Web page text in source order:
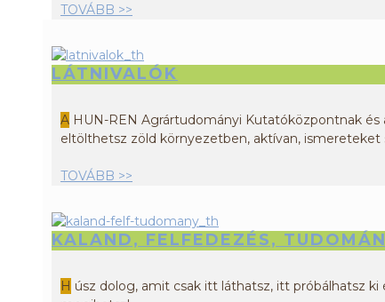
TOVÁBB >>
LÁTNIVALÓK
A HUN-REN Agrártudományi Kutatóközpontnak
eltölthetsz zöld környezetben, aktívan,
TOVÁBB >>
KALAND, FELFEDEZÉS,
H úsz dolog, amit csak itt láthatsz, itt próbálhatsz